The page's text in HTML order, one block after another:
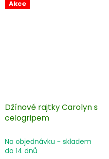
Naše vysoké jezdecké boty
Verona jsou elegantní a
Akce
Džínové rajtky Carolyn s
celogripem
Na objednávku - skladem
do 14 dnů